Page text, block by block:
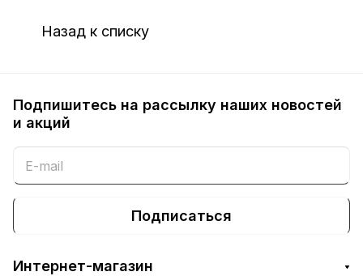
Назад к списку
Подпишитесь на рассылку наших новостей
и акций
Подписаться
Интернет-магазин